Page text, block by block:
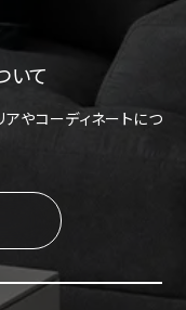
いて
やコーディネートにつ